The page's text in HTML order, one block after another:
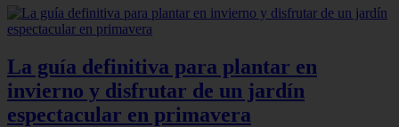
La guía definitiva para plantar en
invierno y disfrutar de un jardín
espectacular en primavera